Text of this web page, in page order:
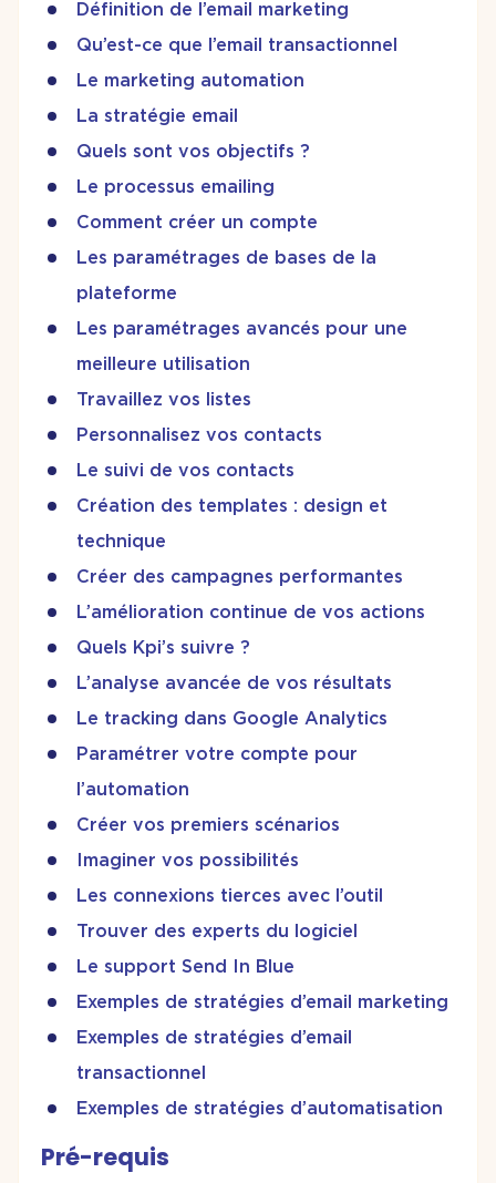
Définition de l’email marketing
Qu’est-ce que l’email transactionnel
Le marketing automation
La stratégie email
Quels sont vos objectifs ?
Le processus emailing
Comment créer un compte
Les paramétrages de bases de la
plateforme
Les paramétrages avancés pour une
meilleure utilisation
Travaillez vos listes
Personnalisez vos contacts
Le suivi de vos contacts
Création des templates : design et
technique
Créer des campagnes performantes
L’amélioration continue de vos actions
Quels Kpi’s suivre ?
L’analyse avancée de vos résultats
Le tracking dans Google Analytics
Paramétrer votre compte pour
l’automation
Créer vos premiers scénarios
Imaginer vos possibilités
Les connexions tierces avec l’outil
Trouver des experts du logiciel
Le support Send In Blue
Exemples de stratégies d’email marketing
Exemples de stratégies d’email
transactionnel
Exemples de stratégies d’automatisation
Pré-requis